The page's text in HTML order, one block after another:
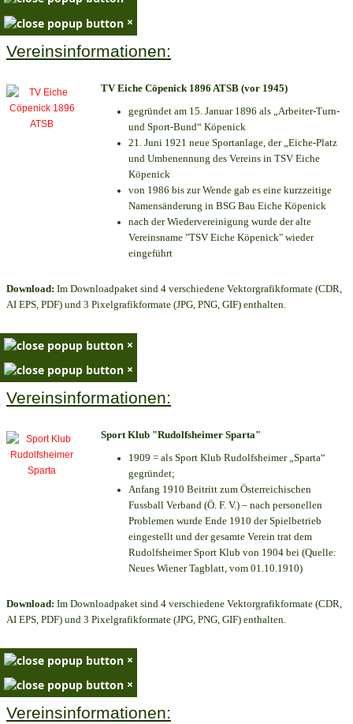
×
Vereinsinformationen:
TV Eiche Cöpenick 1896 ATSB (vor 1945)
gegründet am 15. Januar 1896 als „Arbeiter-Turn-
und Sport-Bund“ Köpenick
21. Juni 1921 neue Sportanlage, der „Eiche-Platz
und Umbenennung des Vereins in TSV Eiche
Köpenick
von 1986 bis zur Wende gab es eine kurzzeitige
Namensänderung in BSG Bau Eiche Köpenick
nach der Wiedervereinigung wurde der alte
Vereinsname "TSV Eiche Köpenick" wieder
eingeführt
Download: Im Downloadpaket sind 4 verschiedene Vektorgrafikformate (CDR,
AI EPS, PDF) und 3 Pixelgrafikformate (JPG, PNG, GIF) enthalten.
×
×
Vereinsinformationen:
Sport Klub "Rudolfsheimer Sparta"
1909 = als Sport Klub Rudolfsheimer „Sparta“
gegründet;
Anfang 1910 Beitritt zum Österreichischen
Fussball Verband (Ö. F. V.) – nach personellen
Problemen wurde Ende 1910 der Spielbetrieb
eingestellt und der gesamte Verein trat dem
Rudolfsheimer Sport Klub von 1904 bei (Quelle:
Neues Wiener Tagblatt, vom 01.10.1910)
Download: Im Downloadpaket sind 4 verschiedene Vektorgrafikformate (CDR,
AI EPS, PDF) und 3 Pixelgrafikformate (JPG, PNG, GIF) enthalten.
×
×
Vereinsinformationen: